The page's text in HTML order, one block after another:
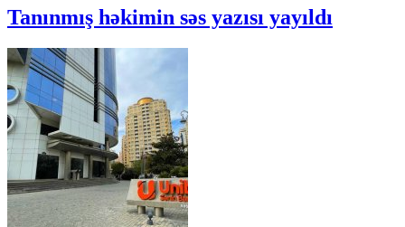
Tanınmış həkimin səs yazısı yayıldı